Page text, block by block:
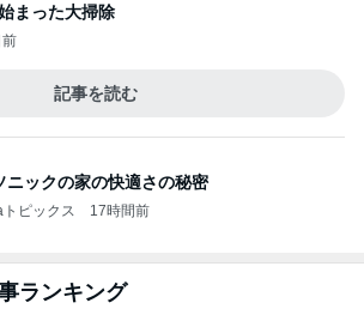
まった大掃除
前
記事を読む
ニックの家の快適さの秘密
ピックス 17時間前
ランキング